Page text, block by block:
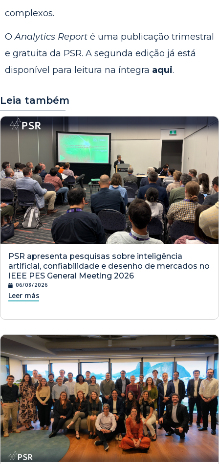
complexos.
OAnalytics Report é uma publicação trimestral
e gratuita da PSR. A segunda edição já está
disponível para leitura na íntegra aqui.
Leia também
PSR apresenta pesquisas sobre inteligência
artificial, confiabilidade e desenho de mercados no
IEEE PES General Meeting 2026
06/08/2026
Leer más